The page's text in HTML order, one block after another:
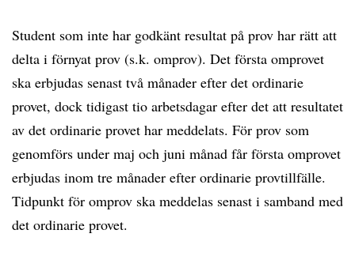
Student som inte har godkänt resultat på prov har rätt att
delta i förnyat prov (s.k. omprov). Det första omprovet
ska erbjudas senast två månader efter det ordinarie
provet, dock tidigast tio arbetsdagar efter det att resultatet
av det ordinarie provet har meddelats. För prov som
genomförs under maj och juni månad får första omprovet
erbjudas inom tre månader efter ordinarie provtillfälle.
Tidpunkt för omprov ska meddelas senast i samband med
det ordinarie provet.